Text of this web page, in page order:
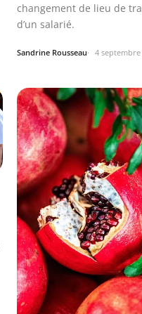
changement de lieu de
d’un salarié.
Sandrine Rousseau 4 septembre